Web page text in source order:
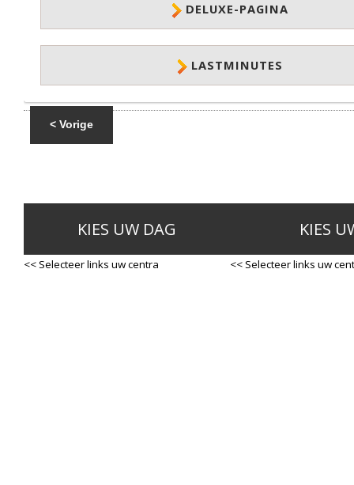
DELUXE-PAGINA
LASTMINUTES
< Vorige
KIES UW DAG
<< Selecteer links uw centra
KIES
<< Selecteer links uw